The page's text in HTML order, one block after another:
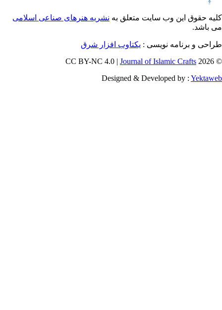
این وب سایت متعلق بهنشریه هنرهای صناعی اسلامی
نویسی : یکتاوب افزار شرق
Journal of Islamic
Designed & Developed by :